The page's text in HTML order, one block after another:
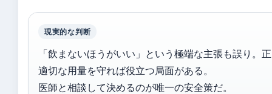
現実的な判断
「飲まないほうがいい」という極端な主張も誤り。
適切な用量を守れば役立つ局面がある。
医師と相談して決めるのが唯一の安全策だ。